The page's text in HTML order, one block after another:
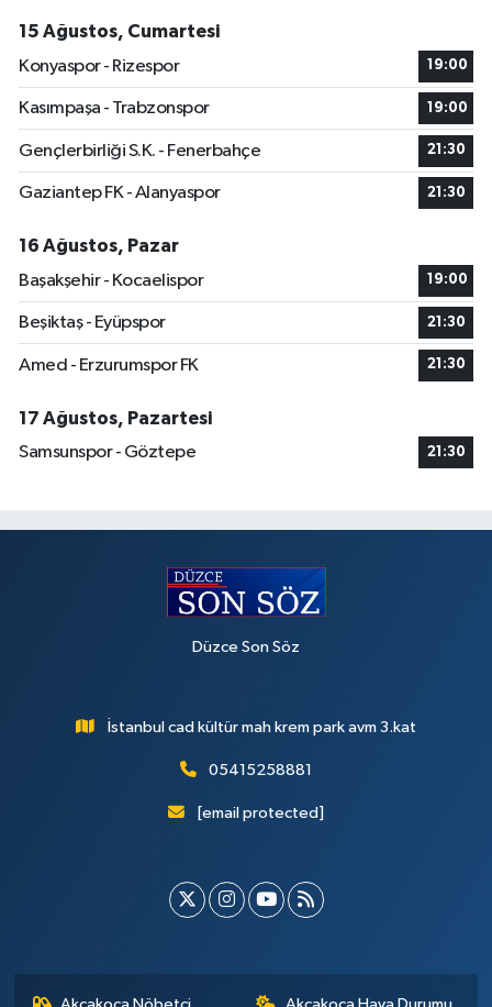
15 Ağustos, Cumartesi
Konyaspor - Rizespor
19:00
Kasımpaşa - Trabzonspor 19:00
Gençlerbirliği S.K. - Fenerbahçe 21:30
Gaziantep FK - Alanyaspor 21:30
16 Ağustos, Pazar
Başakşehir - Kocaelispor
19:00
Beşiktaş - Eyüpspor 21:30
Amed - Erzurumspor FK 21:30
17 Ağustos, Pazartesi
Samsunspor - Göztepe
21:30
Düzce Son Söz
İstanbul cad kültür mah krem park avm 3.kat
05415258881
[email protected]
Akçakoca Nöbetçi Akçakoca Hava Durumu